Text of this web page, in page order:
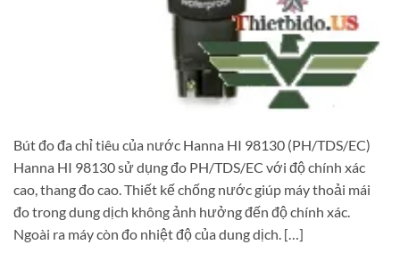
Bút đo đa chỉ tiêu của nước Hanna HI 98130 (PH/TDS/EC)
Hanna HI 98130 sử dụng đo PH/TDS/EC với độ chính xác
cao, thang đo cao. Thiết kế chống nước giúp máy thoải mái
đo trong dung dịch không ảnh hưởng đến độ chính xác.
Ngoài ra máy còn đo nhiệt độ của dung dịch. […]